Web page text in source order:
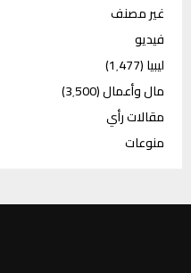
غير مصنف
فيديو
ليبيا(1٬477)
مال وأعمال(3٬500)
مقالات رأي
منوعات